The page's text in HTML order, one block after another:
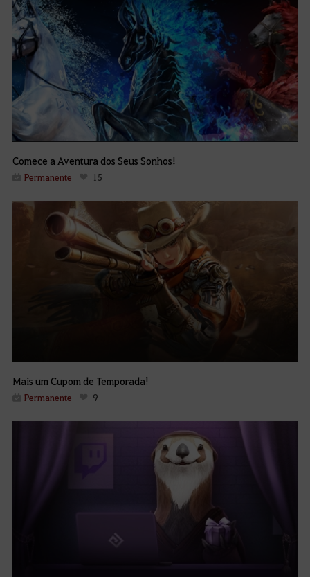
Comece a Aventura dos Seus Sonhos!
Permanente 15
Mais um Cupom de Temporada!
Permanente 9